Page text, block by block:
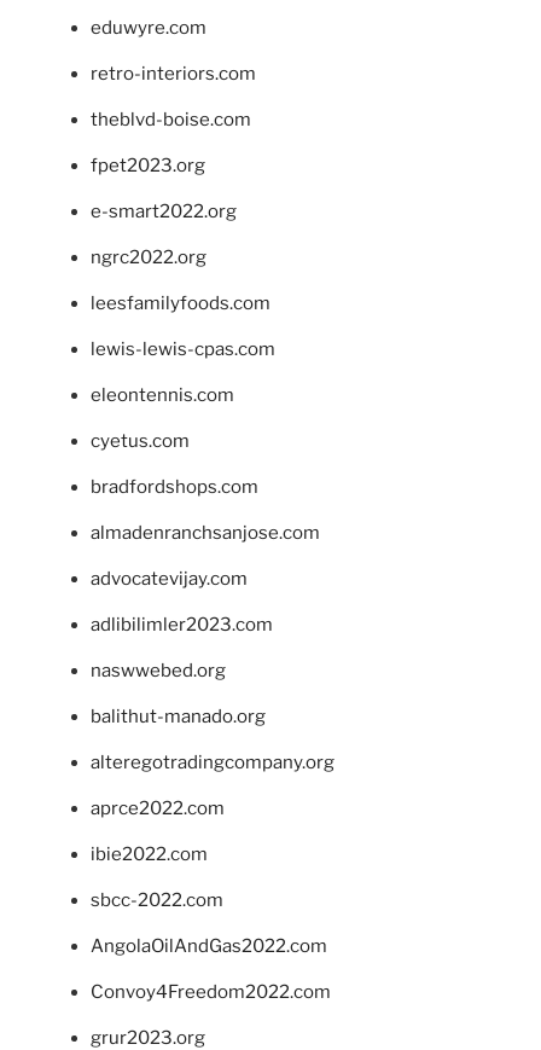
eduwyre.com
retro-interiors.com
theblvd-boise.com
fpet2023.org
e-smart2022.org
ngrc2022.org
leesfamilyfoods.com
lewis-lewis-cpas.com
eleontennis.com
cyetus.com
bradfordshops.com
almadenranchsanjose.com
advocatevijay.com
adlibilimler2023.com
naswwebed.org
balithut-manado.org
alteregotradingcompany.org
aprce2022.com
ibie2022.com
sbcc-2022.com
AngolaOilAndGas2022.com
Convoy4Freedom2022.com
grur2023.org